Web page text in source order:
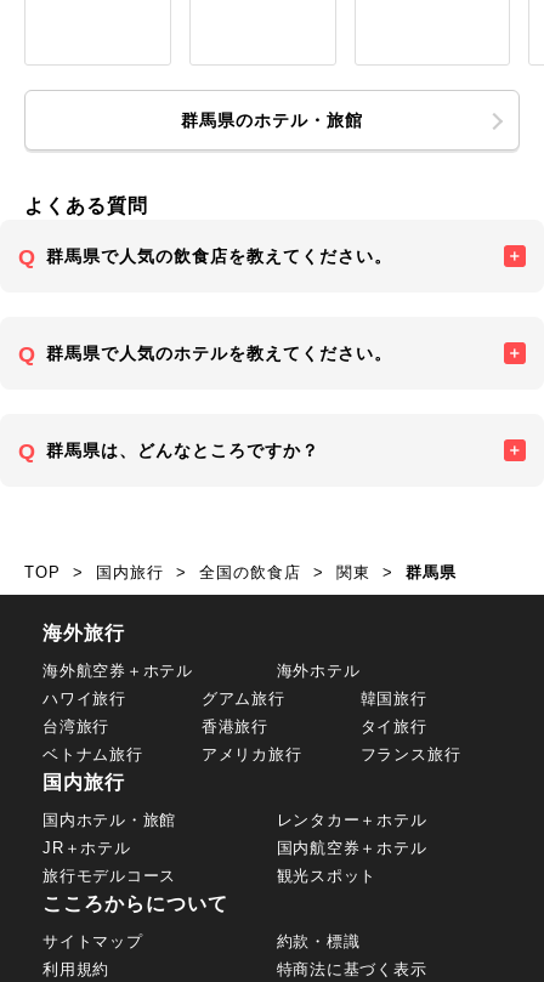
群馬県のホテル・旅館
よくある質問
群馬県で人気の飲食店を教えてください。
群馬県で人気のホテルを教えてください。
群馬県は、どんなところですか？
TOP 国内旅行 全国の飲食店 関東 群馬県
海外旅行
海外航空券＋ホテル
海外ホテル
ハワイ旅行
グアム旅行
韓国旅行
台湾旅行
香港旅行
タイ旅行
ベトナム旅行
アメリカ旅行 フランス旅行
国内旅行
国内ホテル・旅館
レンタカー＋ホテル
JR＋ホテル
国内航空券＋ホテル
旅行モデルコース
観光スポット
こころからについて
サイトマップ
約款・標識
利用規約
特商法に基づく表示